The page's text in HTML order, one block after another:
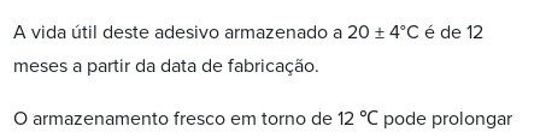
A vida útil deste adesivo armazenado a 20 ± 4°C é de 12
meses a partir da data de fabricação.
O armazenamento fresco em torno de 12 ℃ pode prolongar